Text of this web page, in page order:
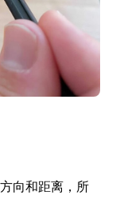
向和距离，所